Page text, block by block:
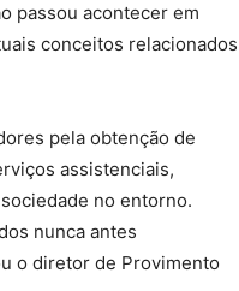
passou acontecer em
conceitos relacionados
pela obtenção de
assistenciais,
no entorno.
nunca antes
o diretor de Provimento